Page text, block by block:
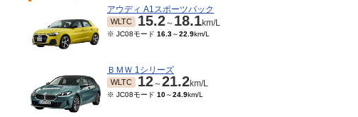
アウディ A1スポーツバック
WLTC 15.2～ 18.1km/L
※ JC08モード 16.3～22.9km/L
ＢＭＷ 1シリーズ
WLTC 12～21.2km/L
※ JC08モード 10～24.9km/L